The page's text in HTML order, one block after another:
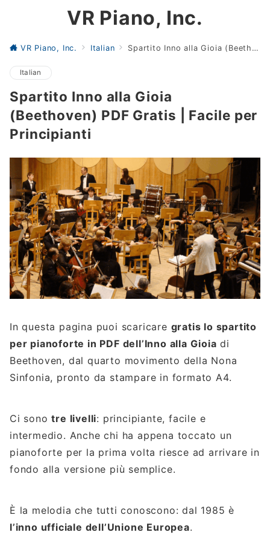
VR Piano, Inc.
VR Piano, Inc. Italian Spartito Inno alla Gioia (Beethoven) PDF Gratis | Facile per Principianti
Italian
Spartito Inno alla Gioia
(Beethoven) PDF Gratis | Facile per
Principianti
In questa pagina puoi scaricare gratis lo spartito
per pianoforte in PDF dell’Inno alla Gioia di
Beethoven, dal quarto movimento della Nona
Sinfonia, pronto da stampare in formato A4.
Ci sonotre livelli: principiante, facile e
intermedio. Anche chi ha appena toccato un
pianoforte per la prima volta riesce ad arrivare in
fondo alla versione più semplice.
È la melodia che tutti conoscono: dal 1985 è
l’inno ufficiale dell’Unione Europea.